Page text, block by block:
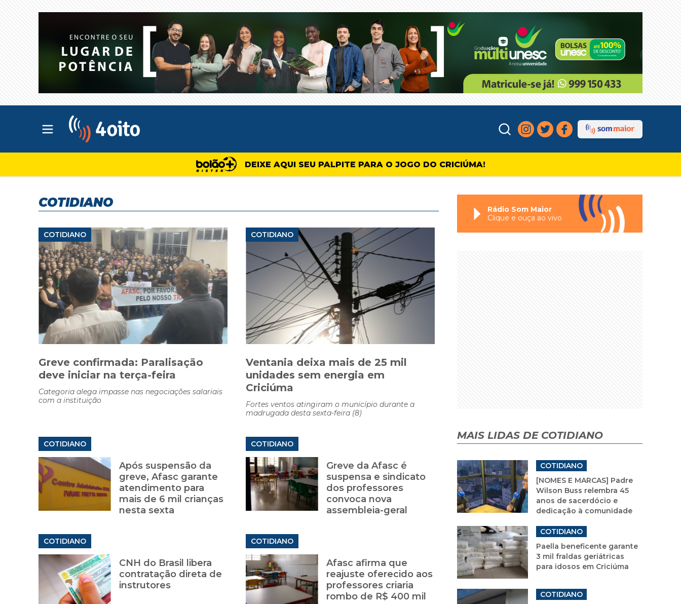
Abrir menu principal
DEIXE AQUI SEU PALPITE PARA O JOGO DO CRICIÚMA!
COTIDIANO
COTIDIANO
Greve confirmada: Paralisação
deve iniciar na terça-feira
Categoria alega impasse nas negociações salariais
com a instituição
COTIDIANO
Ventania deixa mais de 25 mil
unidades sem energia em
Criciúma
Fortes ventos atingiram o município durante a
madrugada desta sexta-feira (8)
COTIDIANO
Após suspensão da
greve, Afasc garante
atendimento para
mais de 6 mil crianças
nesta sexta
COTIDIANO
Greve da Afasc é
suspensa e sindicato
dos professores
convoca nova
assembleia-geral
COTIDIANO
CNH do Brasil libera
contratação direta de
instrutores
COTIDIANO
Afasc afirma que
reajuste oferecido aos
professores criaria
rombo de R$ 400 mil
Rádio Som Maior
Clique e ouça ao vivo
MAIS LIDAS DE COTIDIANO
COTIDIANO
[NOMES E MARCAS] Padre
Wilson Buss relembra 45
anos de sacerdócio e
dedicação à comunidade
COTIDIANO
Paella beneficente garante
3 mil fraldas geriátricas
para idosos em Criciúma
COTIDIANO